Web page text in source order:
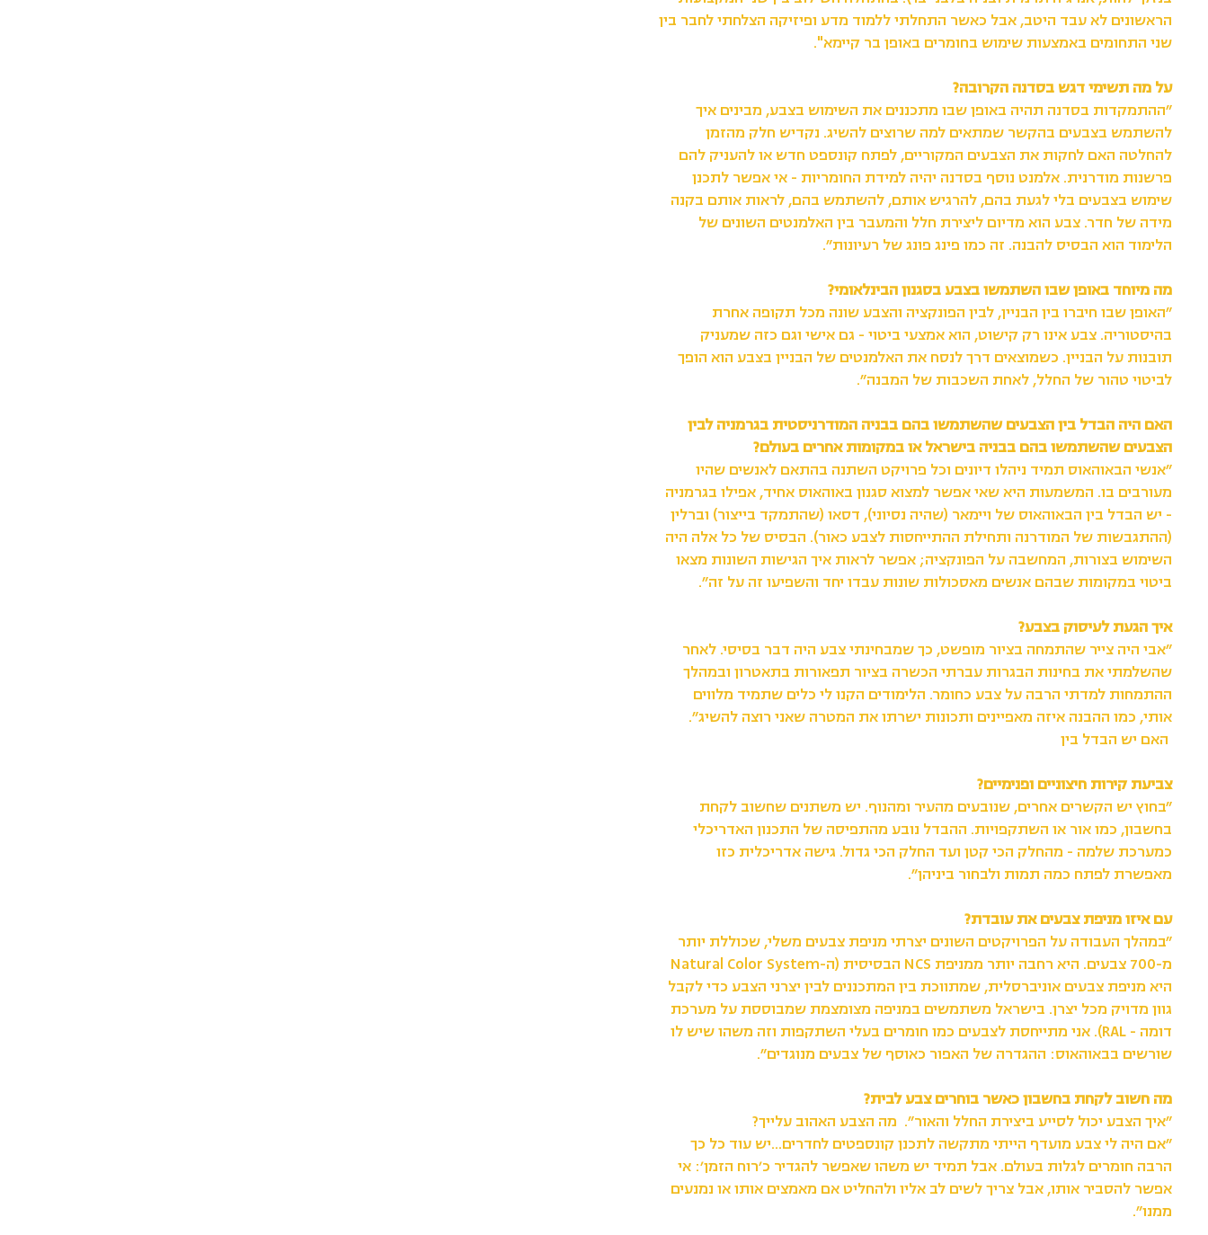
הראשונים לא עבד היטב, אבל כאשר התחלתי ללמוד מדע ופיזיקה הצלחתי לחבר בין
שני התחומים באמצעות שימוש בחומרים באופן בר קיימא".
על מה תשימי דגש בסדנה הקרובה?
״ההתמקדות בסדנה תהיה באופן שבו מתכננים את השימוש בצבע, מבינים איך
להשתמש בצבעים בהקשר שמתאים למה שרוצים להשיג. נקדיש חלק מהזמן
להחלטה האם לחקות את הצבעים המקוריים, לפתח קונספט חדש או להעניק להם
פרשנות מודרנית. אלמנט נוסף בסדנה יהיה למידת החומריות - אי אפשר לתכנן
שימוש בצבעים בלי לגעת בהם, להרגיש אותם, להשתמש בהם, לראות אותם בקנה
מידה של חדר. צבע הוא מדיום ליצירת חלל והמעבר בין האלמנטים השונים של
הלימוד הוא הבסיס להבנה. זה כמו פינג פונג של רעיונות״.
מה מיוחד באופן שבו השתמשו בצבע בסגנון הבינלאומי?
״האופן שבו חיברו בין הבניין, לבין הפונקציה והצבע שונה מכל תקופה אחרת
בהיסטוריה. צבע אינו רק קישוט, הוא אמצעי ביטוי - גם אישי וגם כזה שמעניק
תובנות על הבניין. כשמוצאים דרך לנסח את האלמנטים של הבניין בצבע הוא הופך
לביטוי טהור של החלל, לאחת השכבות של המבנה״.
האם היה הבדל בין הצבעים שהשתמשו בהם בבניה המודרניסטית בגרמניה לבין
הצבעים שהשתמשו בהם בבניה בישראל או במקומות אחרים בעולם?
״אנשי הבאוהאוס תמיד ניהלו דיונים וכל פרויקט השתנה בהתאם לאנשים שהיו
מעורבים בו. המשמעות היא שאי אפשר למצוא סגנון באוהאוס אחיד, אפילו בגרמניה
- יש הבדל בין הבאוהאוס של ויימאר (שהיה נסיוני), דסאו (שהתמקד בייצור) וברלין
(ההתגבשות של המודרנה ותחילת ההתייחסות לצבע כאור). הבסיס של כל אלה היה
השימוש בצורות, המחשבה על הפונקציה; אפשר לראות איך הגישות השונות מצאו
ביטוי במקומות שבהם אנשים מאסכולות שונות עבדו יחד והשפיעו זה על זה״.
איך הגעת לעיסוק בצבע?
״אבי היה צייר שהתמחה בציור מופשט, כך שמבחינתי צבע היה דבר בסיסי. לאחר
שהשלמתי את בחינות הבגרות עברתי הכשרה בציור תפאורות בתאטרון ובמהלך
ההתמחות למדתי הרבה על צבע כחומר. הלימודים הקנו לי כלים שתמיד מלווים
אותי, כמו ההבנה איזה מאפיינים ותכונות ישרתו את המטרה שאני רוצה להשיג״.
האם יש הבדל בין
צביעת קירות חיצוניים ופנימיים?
״בחוץ יש הקשרים אחרים, שנובעים מהעיר ומהנוף. יש משתנים שחשוב לקחת
בחשבון, כמו אור או השתקפויות. ההבדל נובע מהתפיסה של התכנון האדריכלי
כמערכת שלמה - מהחלק הכי קטן ועד החלק הכי גדול. גישה אדריכלית כזו
מאפשרת לפתח כמה תמות ולבחור ביניהן״.
עם איזו מניפת צבעים את עובדת?
״במהלך העבודה על הפרויקטים השונים יצרתי מניפת צבעים משלי, שכוללת יותר
מ-700 צבעים. היא רחבה יותר ממניפת NCS הבסיסית (ה-Natural Color System
היא מניפת צבעים אוניברסלית, שמתווכת בין המתכננים לבין יצרני הצבע כדי לקבל
גוון מדויק מכל יצרן. בישראל משתמשים במניפה מצומצמת שמבוססת על מערכת
דומה - RAL). אני מתייחסת לצבעים כמו חומרים בעלי השתקפות וזה משהו שיש לו
שורשים בבאוהאוס: ההגדרה של האפור כאוסף של צבעים מנוגדים״.
מה חשוב לקחת בחשבון כאשר בוחרים צבע לבית?
״איך הצבע יכול לסייע ביצירת החלל והאור״. מה הצבע האהוב עלייך?
״אם היה לי צבע מועדף הייתי מתקשה לתכנן קונספטים לחדרים...יש עוד כל כך
הרבה חומרים לגלות בעולם. אבל תמיד יש משהו שאפשר להגדיר כ׳רוח הזמן׳: אי
אפשר להסביר אותו, אבל צריך לשים לב אליו ולהחליט אם מאמצים אותו או נמנעים
ממנו״.